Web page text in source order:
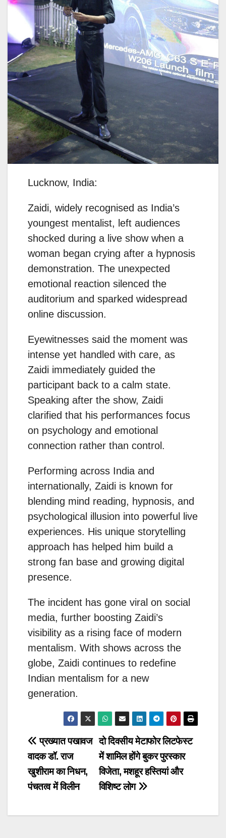
Lucknow, India:
Zaidi, widely recognised as India’s
youngest mentalist, left audiences
shocked during a live show when a
woman began crying after a hypnosis
demonstration. The unexpected
emotional reaction silenced the
auditorium and sparked widespread
online discussion.
Eyewitnesses said the moment was
intense yet handled with care, as
Zaidi immediately guided the
participant back to a calm state.
Speaking after the show, Zaidi
clarified that his performances focus
on psychology and emotional
connection rather than control.
Performing across India and
internationally, Zaidi is known for
blending mind reading, hypnosis, and
psychological illusion into powerful live
experiences. His unique storytelling
approach has helped him build a
strong fan base and growing digital
presence.
The incident has gone viral on social
media, further boosting Zaidi’s
visibility as a rising face of modern
mentalism. With shows across the
globe, Zaidi continues to redefine
Indian mentalism for a new
generation.
Post
navigation
दो दिवसीय मेटाफोर लिटफेस्ट
में शामिल होंगे बुकर पुरस्कार
विजेता, मशहूर हस्तियां और
विशिष्ट लोग
प्रख्यात पखावज
वादक डॉ. राज
खुशीराम का निधन,
पंचतत्व में विलीन